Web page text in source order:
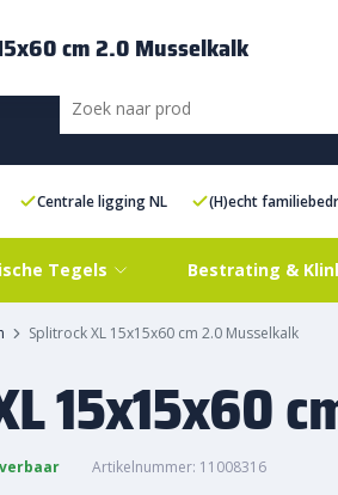
Centrale ligging NL (H)echt
Tegels Bestrating &
Splitrock XL 15x15x60 cm 2.0 Musselkalk
15x15x60
Artikelnummer: 11008316
cm 2.0 Musselkalk